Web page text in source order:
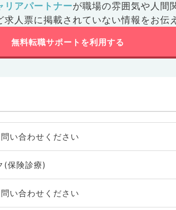
リアパートナーが職場の雰囲気や人間
求人票に掲載されていない情報をお伝
無料転職サポートを利用する
い合わせください
(保険診療)
い合わせください